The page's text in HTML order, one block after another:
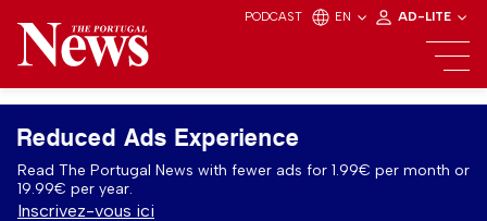
PODCAST EN AD-LITE
Reduced Ads Experience
Read The Portugal News with fewer ads for 1.99€ per month or
19.99€ per year.
Inscrivez-vous ici